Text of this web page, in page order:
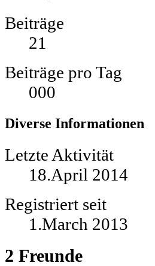
Beiträge
21
Beiträge pro Tag
000
Diverse Informationen
Letzte Aktivität
18.April 2014
Registriert seit
1.March 2013
2 Freunde